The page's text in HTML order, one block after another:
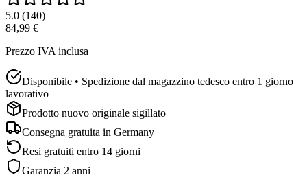
5.0 (140)
84,99 €
Prezzo IVA inclusa
Disponibile • Spedizione dal magazzino tedesco entro 1 giorno
lavorativo
Prodotto nuovo originale sigillato
Consegna gratuita in Germany
Resi gratuiti entro 14 giorni
Garanzia 2 anni